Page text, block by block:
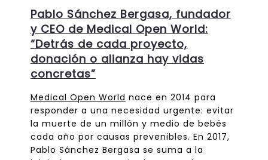
Pablo Sánchez Bergasa, fundador
y CEO de Medical Open World:
“Detrás de cada proyecto,
donación o alianza hay vidas
concretas”
Medical Open World nace en 2014 para
responder a una necesidad urgente: evitar
la muerte de un millón y medio de bebés
cada año por causas prevenibles. En 2017,
Pablo Sánchez Bergasa se suma a la